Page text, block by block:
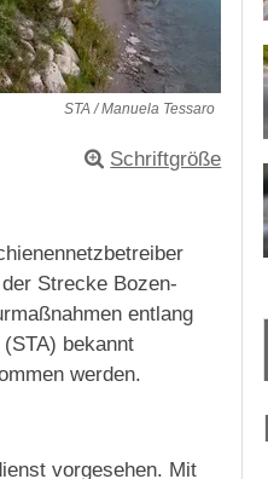
STA / Manuela Tessaro
Schriftgröße
Strecke Bozen-
entlang
bekannt
werden.
vorgesehen. Mit